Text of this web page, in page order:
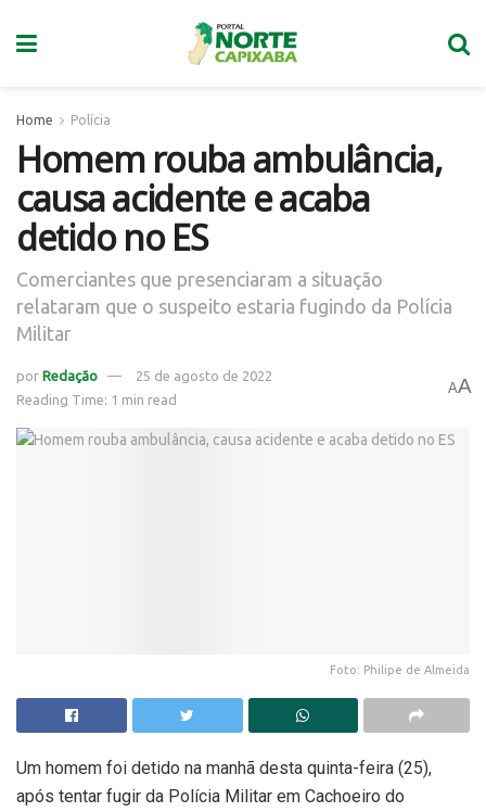
Home Polícia
Homem rouba ambulância,
causa acidente e acaba
detido no ES
Comerciantes que presenciaram a situação
relataram que o suspeito estaria fugindo da Polícia
Militar
por Redação
25 de agosto de 2022
Reading Time: 1 min read
AA
Foto: Philipe de Almeida
Um homem foi detido na manhã desta quinta-feira (25),
após tentar fugir da Polícia Militar em Cachoeiro do